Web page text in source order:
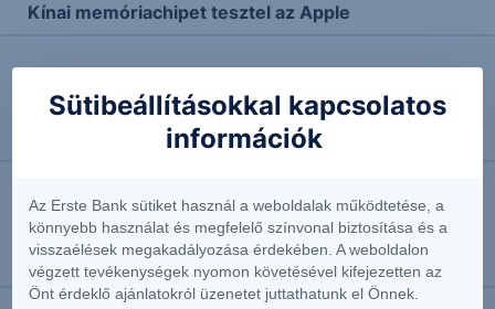
Kínai memóriachipet tesztel az Apple
Erős rajt előtt az amerikai gyorsjelentési szezon
Részvényelemző
2026.07.01. 16:01
Hiába az aszály, az élelmiszerárak csökkennek –
óriási bajban a Volkswagen
Sütibeállításokkal kapcsolatos
információk
Az Erste Bank sütiket használ a weboldalak működtetése, a
könnyebb használat és megfelelő színvonal biztosítása és a
visszaélések megakadályozása érdekében. A weboldalon
végzett tevékenységek nyomon követésével kifejezetten az
Önt érdeklő ajánlatokról üzenetet juttathatunk el Önnek.